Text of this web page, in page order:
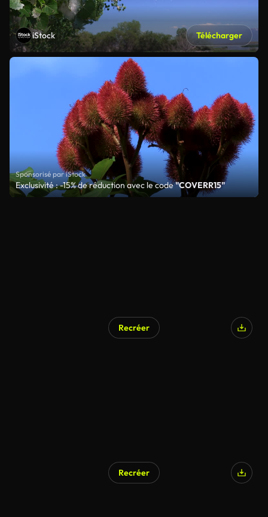
iStock Télécharger
Sponsorisé par iStock
Exclusivité : -15% de réduction avec le code"COVERR15"
Recréer
Recréer